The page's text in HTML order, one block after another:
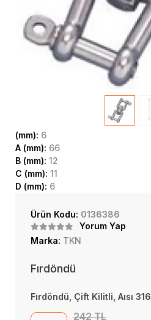
(mm): 6
A (mm): 66
B (mm): 12
C (mm): 11
D (mm): 6
Ürün Kodu: 0136386
Yorum Yap
Marka: TKN
Fırdöndü
Fırdöndü, Çift Kilitli, Aısı
242 TL